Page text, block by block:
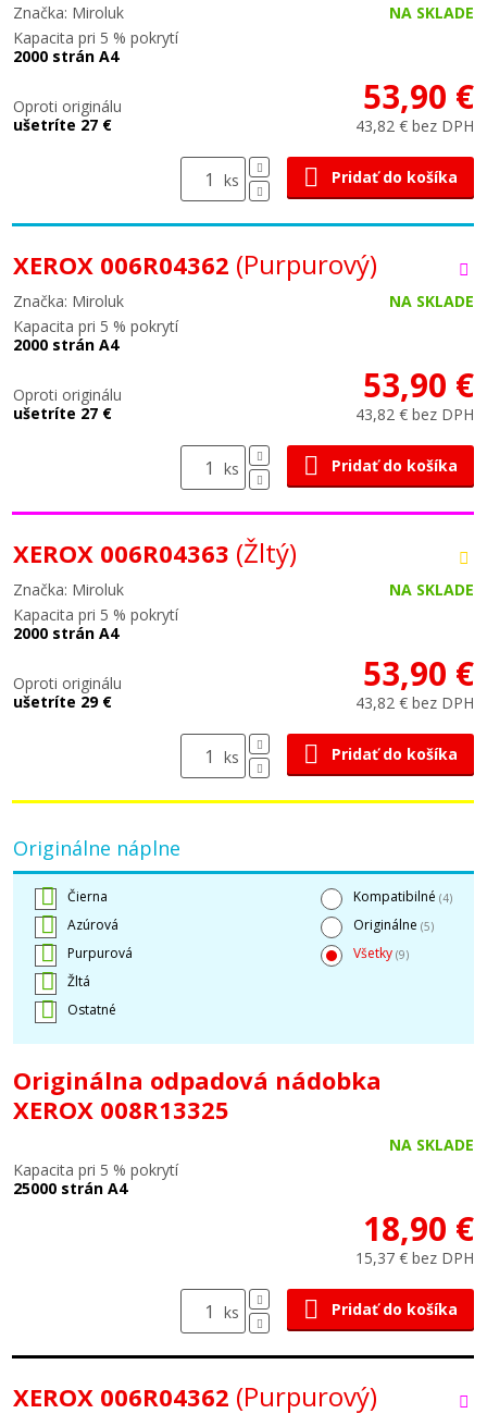
Značka: Miroluk
NA SKLADE
Kapacita pri 5 % pokrytí
2000 strán A4
Oproti originálu
ušetríte 27 €
53,90 €
43,82 € bez DPH
ks Pridať do košíka
XEROX 006R04362 (Purpurový)
Značka: Miroluk
NA SKLADE
Kapacita pri 5 % pokrytí
2000 strán A4
Oproti originálu
ušetríte 27 €
53,90 €
43,82 € bez DPH
ks Pridať do košíka
XEROX 006R04363 (Žltý)
Značka: Miroluk
NA SKLADE
Kapacita pri 5 % pokrytí
2000 strán A4
Oproti originálu
ušetríte 29 €
53,90 €
43,82 € bez DPH
ks Pridať do košíka
Originálne náplne
Čierna
Azúrová
Purpurová
Žltá
Ostatné
Kompatibilné (4)
Originálne (5)
Všetky (9)
Originálna odpadová nádobka
XEROX 008R13325
NA SKLADE
Kapacita pri 5 % pokrytí
25000 strán A4
18,90 €
15,37 € bez DPH
ks Pridať do košíka
XEROX 006R04362 (Purpurový)